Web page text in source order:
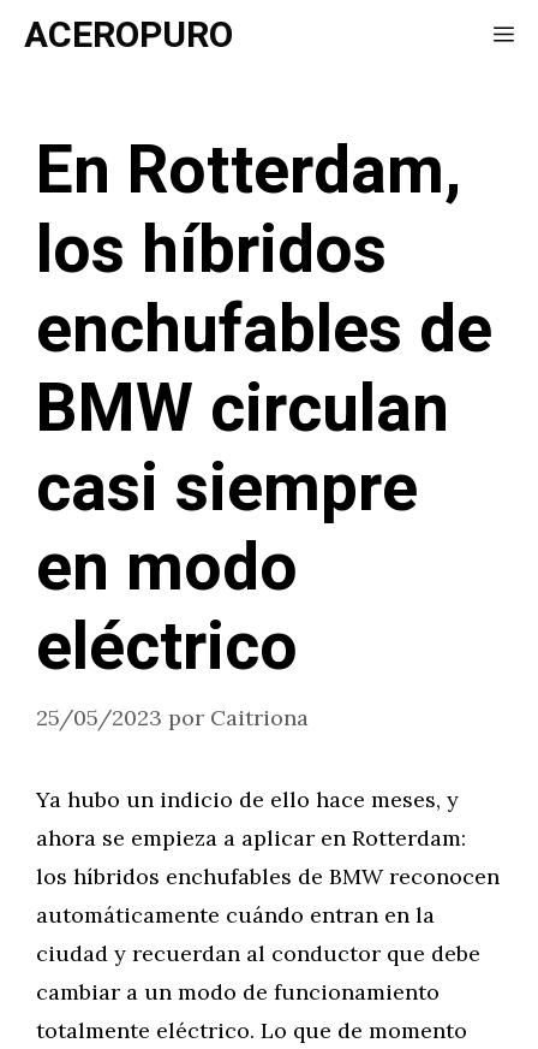
Saltar
ACEROPURO
En Rotterdam,
los híbridos
enchufables de
BMW circulan
casi siempre
en modo
eléctrico
25/05/2023 por Caitriona
Ya hubo un indicio de ello hace meses, y
ahora se empieza a aplicar en Rotterdam:
los híbridos enchufables de BMW reconocen
automáticamente cuándo entran en la
ciudad y recuerdan al conductor que debe
cambiar a un modo de funcionamiento
totalmente eléctrico. Lo que de momento